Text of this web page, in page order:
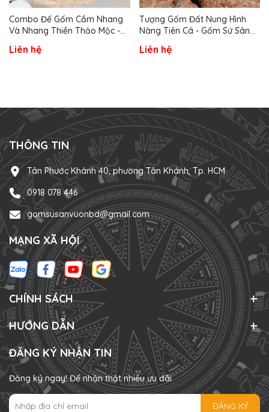
Combo Đế Gốm Cắm Nhang
Và Nhang Thiền Thảo Mộc -
Liên hệ
Tượng Gốm Đất Nung Hình
Nàng Tiên Cá - Gốm Sứ Sân
Liên hệ
THÔNG TIN
Tân Phước Khánh 40, phường Tân Khánh, Tp. HCM
0918 078 446
gomsusanvuonbd@gmail.com
MẠNG XÃ HỘI
CHÍNH SÁCH
HƯỚNG DẪN
ĐĂNG KÝ NHẬN TIN
Đăng ký ngay! Để nhận thật nhiều ưu đãi
ĐĂNG KÝ